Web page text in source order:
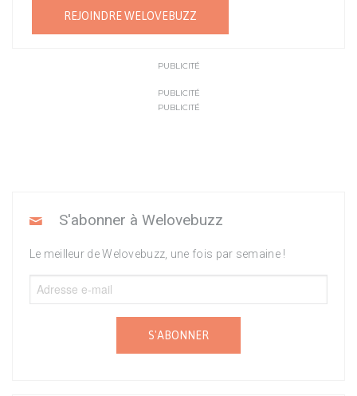
REJOINDRE WELOVEBUZZ
PUBLICITÉ
PUBLICITÉ
PUBLICITÉ
S'abonner à Welovebuzz
Le meilleur de Welovebuzz, une fois par semaine !
S'ABONNER